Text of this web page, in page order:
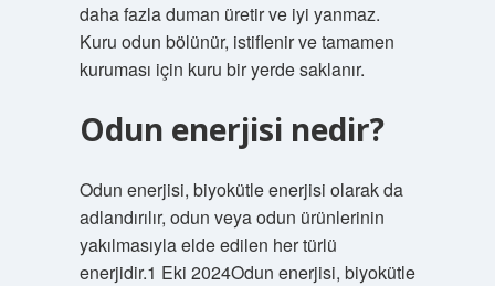
daha fazla duman üretir ve iyi yanmaz.
Kuru odun bölünür, istiflenir ve tamamen
kuruması için kuru bir yerde saklanır.
Odun enerjisi nedir?
Odun enerjisi, biyokütle enerjisi olarak da
adlandırılır, odun veya odun ürünlerinin
yakılmasıyla elde edilen her türlü
enerjidir.1 Eki 2024Odun enerjisi, biyokütle